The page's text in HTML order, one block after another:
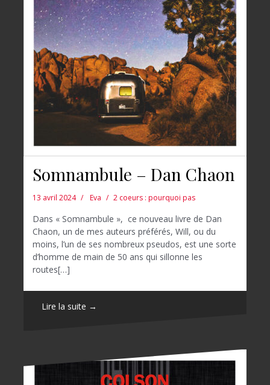
Somnambule – Dan Chaon
13 avril 2024 Eva 2 coeurs : pourquoi pas
Dans « Somnambule », ce nouveau livre de Dan
Chaon, un de mes auteurs préférés, Will, ou du
moins, l’un de ses nombreux pseudos, est une sorte
d’homme de main de 50 ans qui sillonne les
routes[…]
Lire la suite →